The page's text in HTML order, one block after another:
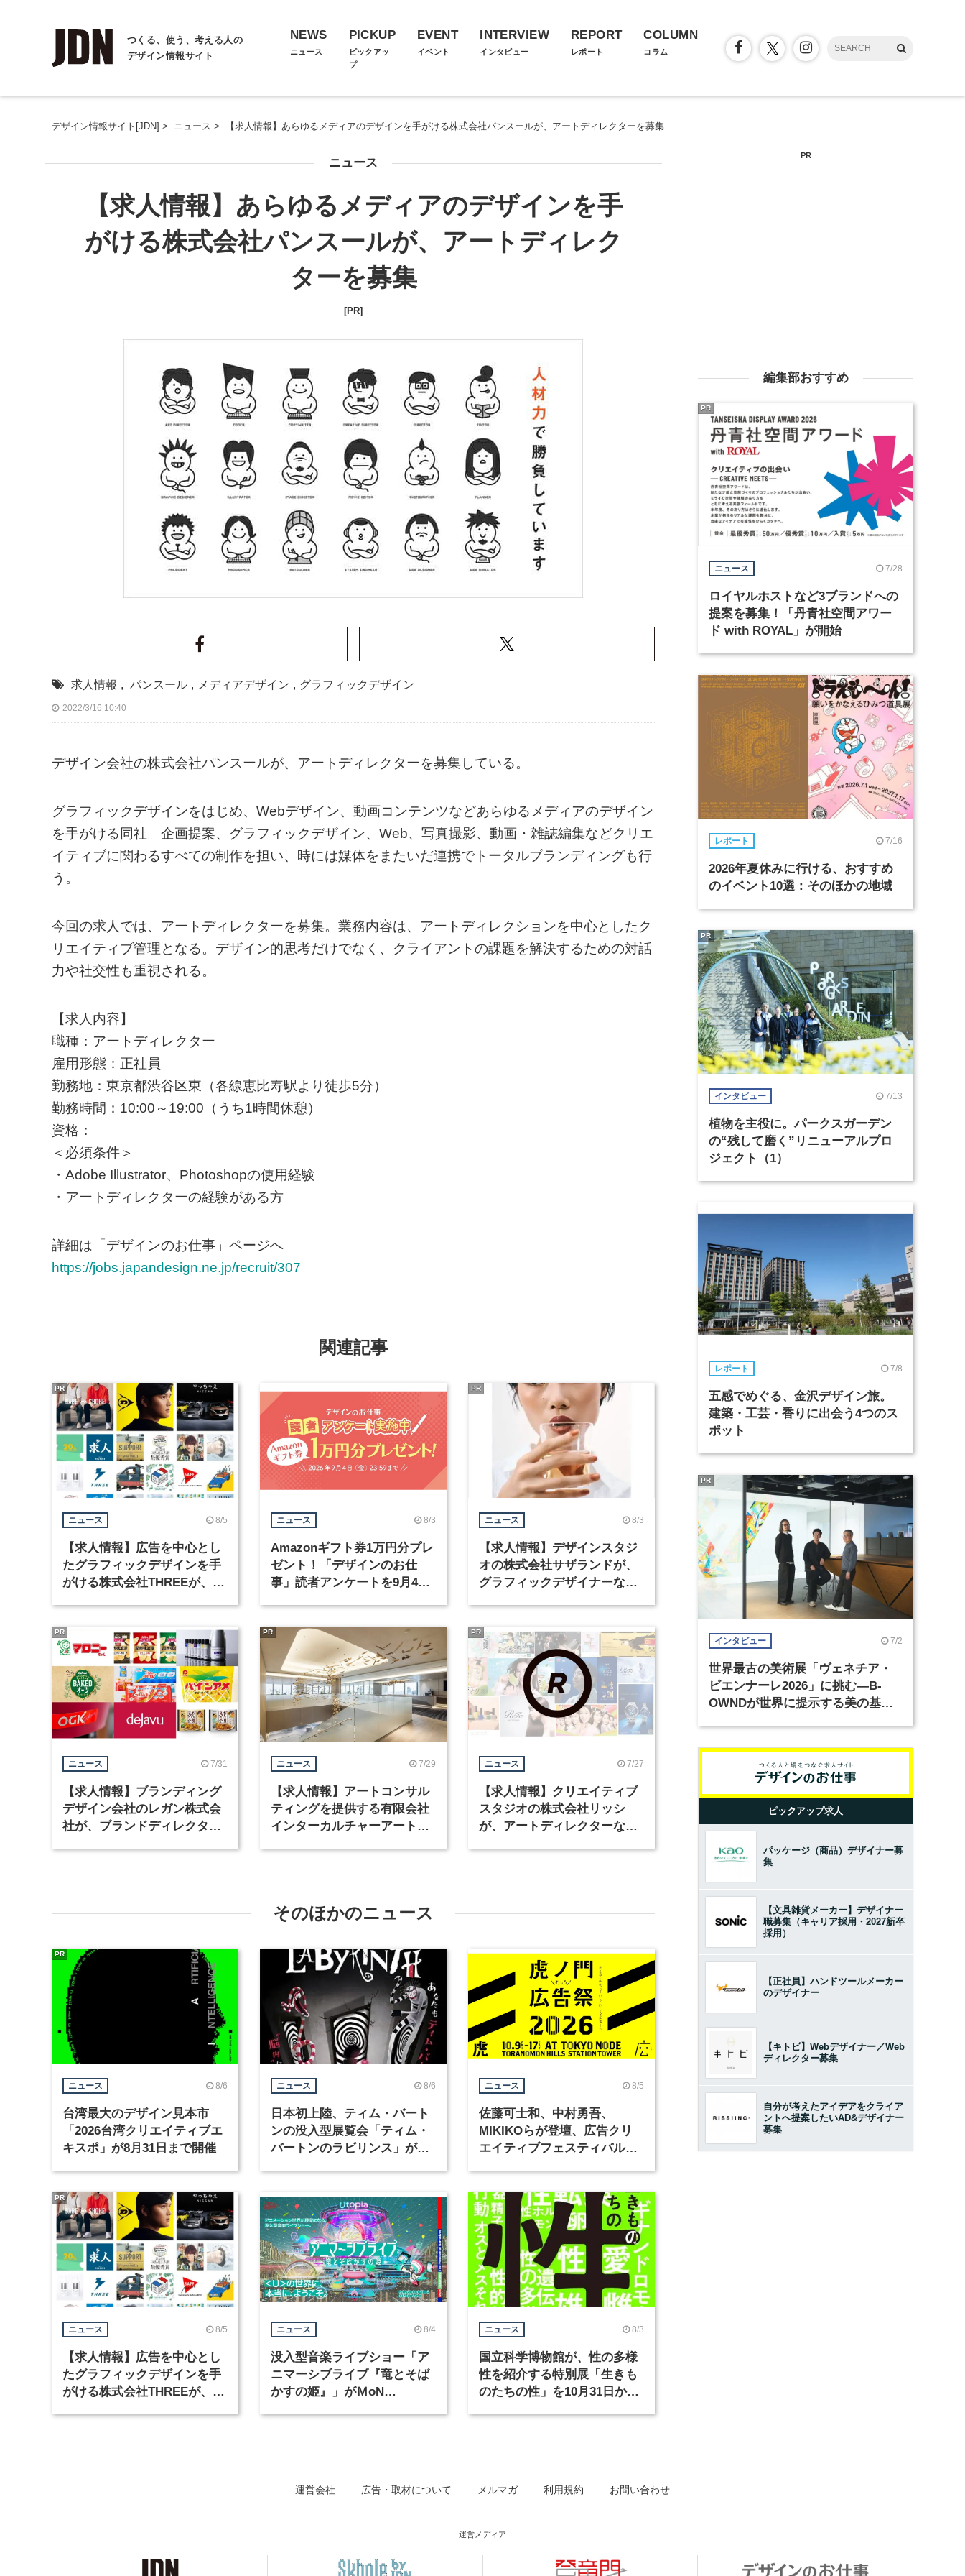
つくる、使う、考える人の
デザイン情報サイト
NEWS
ニュース
PICKUP
ピックアッ
プ
EVENT
イベント
INTERVIEW
インタビュー
REPORT
レポート
COLUMN
コラム
デザイン情報サイト[JDN] > ニュース > 【求人情報】あらゆるメディアのデザインを手がける株式会社パンスールが、アートディレクターを募集
ニュース
【求人情報】あらゆるメディアのデザインを手
がける株式会社パンスールが、アートディレク
ターを募集
[PR]
求人情報 , パンスール , メディアデザイン , グラフィックデザイン
2022/3/16 10:40
デザイン会社の株式会社パンスールが、アートディレクターを募集している。
グラフィックデザインをはじめ、Webデザイン、動画コンテンツなどあらゆるメディアのデザイン
を手がける同社。企画提案、グラフィックデザイン、Web、写真撮影、動画・雑誌編集などクリエ
イティブに関わるすべての制作を担い、時には媒体をまたいだ連携でトータルブランディングも行
う。
今回の求人では、アートディレクターを募集。業務内容は、アートディレクションを中心としたク
リエイティブ管理となる。デザイン的思考だけでなく、クライアントの課題を解決するための対話
力や社交性も重視される。
【求人内容】
職種：アートディレクター
雇用形態：正社員
勤務地：東京都渋谷区東（各線恵比寿駅より徒歩5分）
勤務時間：10:00～19:00（うち1時間休憩）
資格：
＜必須条件＞
・Adobe Illustrator、Photoshopの使用経験
・アートディレクターの経験がある方
詳細は「デザインのお仕事」ページへ
https://jobs.japandesign.ne.jp/recruit/307
関連記事
ニュース 8/5
【求人情報】広告を中心とし
たグラフィックデザインを手
がける株式会社THREEが、グ
PR
ニュース 8/3
Amazonギフト券1万円分プレ
ゼント！「デザインのお仕
事」読者アンケートを9月4日
ニュース 8/3
【求人情報】デザインスタジ
オの株式会社サザランドが、
グラフィックデザイナーなど2
PR
ニュース 7/31
【求人情報】ブランディング
デザイン会社のレガン株式会
社が、ブランドディレクター
PR
ニュース 7/29
【求人情報】アートコンサル
ティングを提供する有限会社
インターカルチャーアート
PR
ニュース 7/27
【求人情報】クリエイティブ
スタジオの株式会社リッシ
が、アートディレクターなど2
PR
そのほかのニュース
ニュース 8/6
台湾最大のデザイン見本市
「2026台湾クリエイティブエ
キスポ」が8月31日まで開催
PR
ニュース 8/6
日本初上陸、ティム・バート
ンの没入型展覧会「ティム・
バートンのラビリンス」が東
ニュース 8/5
佐藤可士和、中村勇吾、
MIKIKOらが登壇、広告クリ
エイティブフェスティバル
ニュース 8/5
【求人情報】広告を中心とし
たグラフィックデザインを手
がける株式会社THREEが、グ
PR
ニュース 8/4
没入型音楽ライブショー「ア
ニマーシブライブ『竜とそば
かすの姫』」がＭoN
ニュース 8/3
国立科学博物館が、性の多様
性を紹介する特別展「生きも
のたちの性」を10月31日から
PR
編集部おすすめ
ニュース 7/28
ロイヤルホストなど3ブランドへの
提案を募集！「丹青社空間アワー
ド with ROYAL」が開始
PR
レポート 7/16
2026年夏休みに行ける、おすすめ
のイベント10選：そのほかの地域
インタビュー 7/13
植物を主役に。パークスガーデン
の“残して磨く”リニューアルプロ
ジェクト（1）
PR
レポート 7/8
五感でめぐる、金沢デザイン旅。
建築・工芸・香りに出会う4つのス
ポット
インタビュー 7/2
世界最古の美術展「ヴェネチア・
ビエンナーレ2026」に挑む―B-
OWNDが世界に提示する美の基準
PR
ピックアップ求人
パッケージ（商品）デザイナー募
集
【文具雑貨メーカー】デザイナー
職募集（キャリア採用・2027新卒
採用）
【正社員】ハンドツールメーカー
のデザイナー
【キトビ】Webデザイナー／Web
ディレクター募集
自分が考えたアイデアをクライア
ントへ提案したいAD&デザイナー
募集
運営会社 広告・取材について メルマガ 利用規約 お問い合わせ
運営メディア